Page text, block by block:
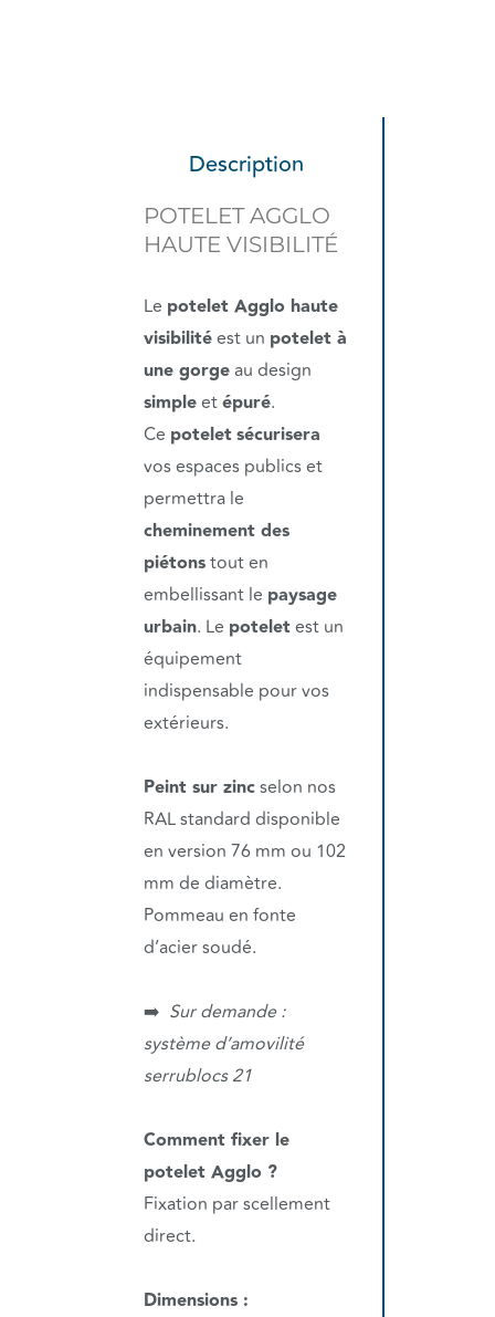
Description
POTELET AGGLO
HAUTE VISIBILITÉ
Le potelet Agglo haute
visibilitéest un potelet à
une gorgeau design
simpleetépuré.
Ce poteletsécurisera
vos espaces publics et
permettra le
cheminement des
piétonstout en
embellissant le paysage
urbain. Le poteletest un
équipement
indispensable pour vos
extérieurs.
Peint sur zincselon nos
RAL standard disponible
en version 76 mm ou 102
mm de diamètre.
Pommeau en fonte
d’acier soudé.
➡️ Sur demande :
système d’amovilité
serrublocs 21
Comment fixer le
potelet Agglo ?
Fixation par scellement
direct.
Dimensions :